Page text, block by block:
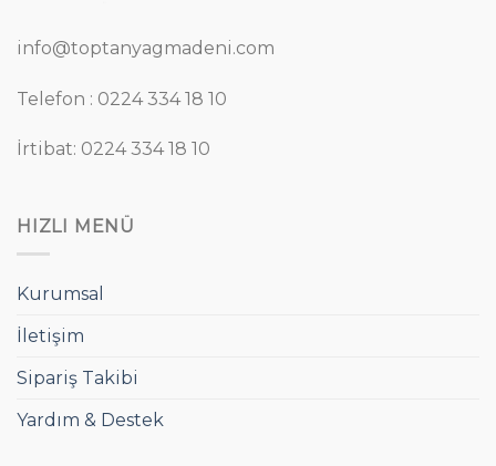
info@toptanyagmadeni.com
Telefon : 0224 334 18 10
İrtibat: 0224 334 18 10
HIZLI MENÜ
Kurumsal
İletişim
Sipariş Takibi
Yardım & Destek